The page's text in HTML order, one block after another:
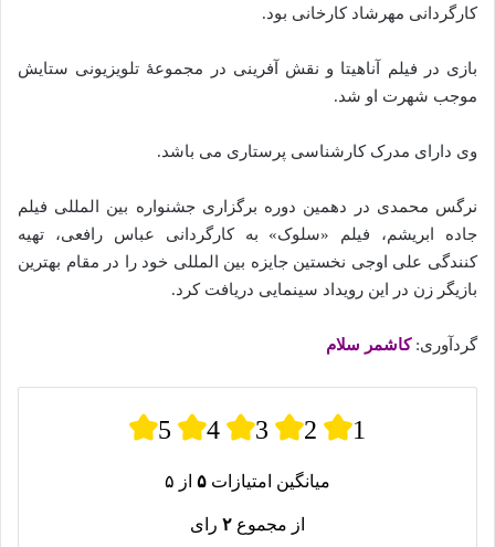
کارگردانی مهرشاد کارخانی بود.
بازی در فیلم آناهیتا و نقش آفرینی در مجموعهٔ تلویزیونی ستایش
موجب شهرت او شد.
وی دارای مدرک کارشناسی پرستاری می‌ باشد.
نرگس محمدی در دهمین دوره برگزاری جشنواره بین المللی فیلم
جاده ابریشم، فیلم «سلوک» به کارگردانی عباس رافعی، تهیه
کنندگی علی اوجی نخستین جایزه بین المللی خود را در مقام بهترین
بازیگر زن در این رویداد سینمایی دریافت کرد.
گردآوری:کاشمر سلام
5 4 3 2 1
میانگین امتیازات ۵ از ۵
از مجموع ۲ رای